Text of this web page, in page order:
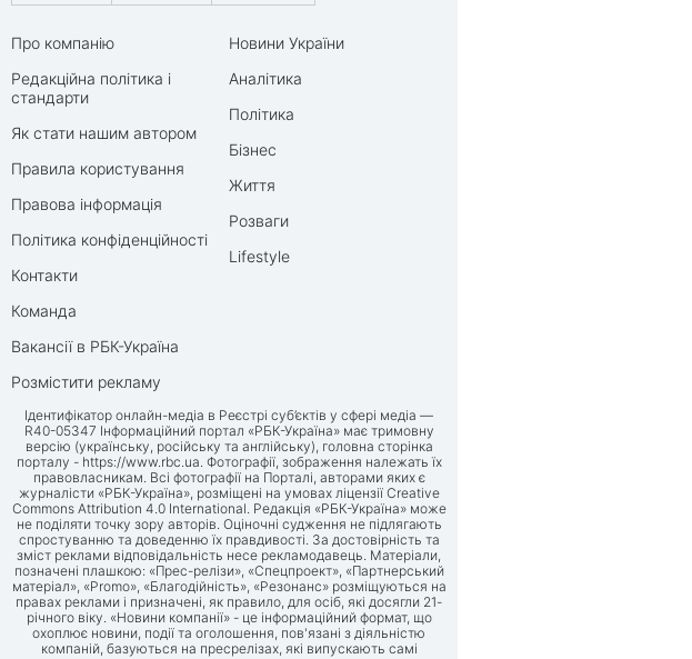
Про компанію
Редакційна політика і
стандарти
Як стати нашим автором
Правила користування
Правова інформація
Політика конфіденційності
Контакти
Команда
Вакансії в РБК-Україна
Розмістити рекламу
Новини України
Аналітика
Політика
Бізнес
Життя
Розваги
Lifestyle
Ідентифікатор онлайн-медіа в Реєстрі суб’єктів у сфері медіа —
R40-05347 Інформаційний портал «РБК-Україна» має тримовну
версію (українську, російську та англійську), головна сторінка
порталу - https://www.rbc.ua. Фотографії, зображення належать їх
правовласникам. Всі фотографії на Порталі, авторами яких є
журналісти «РБК-Україна», розміщені на умовах ліцензії Creative
Commons Attribution 4.0 International. Редакція «РБК-Україна» може
не поділяти точку зору авторів. Оціночні судження не підлягають
спростуванню та доведенню їх правдивості. За достовірність та
зміст реклами відповідальність несе рекламодавець. Матеріали,
позначені плашкою: «Прес-релізи», «Спецпроект», «Партнерський
матеріал», «Promo», «Благодійність», «Резонанс» розміщуються на
правах реклами і призначені, як правило, для осіб, які досягли 21-
річного віку. «Новини компанії» - це інформаційний формат, що
охоплює новини, події та оголошення, пов'язані з діяльністю
компаній, базуються на пресрелізах, які випускають самі